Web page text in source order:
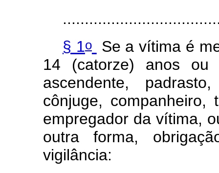
§ 1o
Se a vítima é
14 (catorze) anos
ascendente,
cônjuge, companheiro,
empregador da vítima,
outra forma,
vigilância: